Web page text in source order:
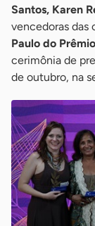
Santos, Karen
vencedoras das
Paulo do
cerimônia de
de outubro, na